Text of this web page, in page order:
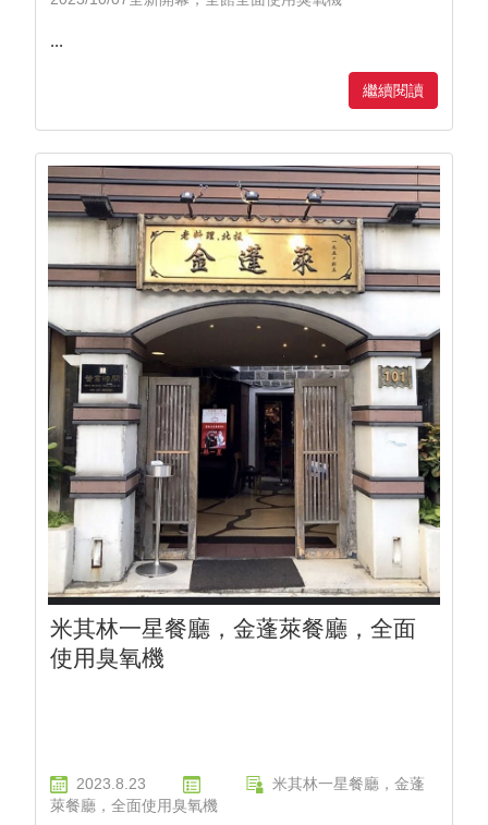
...
繼續閱讀
米其林一星餐廳，金蓬萊餐廳，全面
使用臭氧機
2023.8.23
米其林一星餐廳，金蓬
萊餐廳，全面使用臭氧機